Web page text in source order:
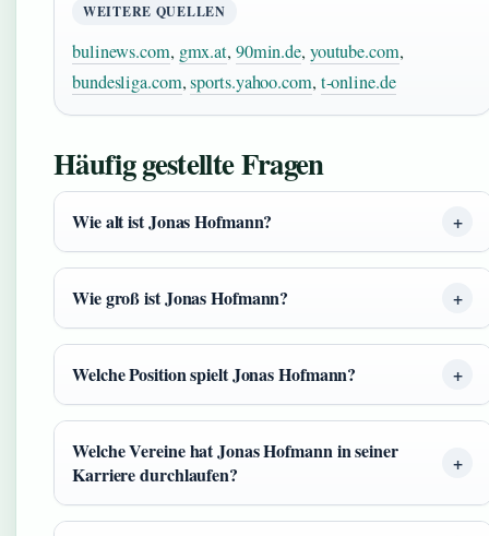
WEITERE QUELLEN
bulinews.com, gmx.at, 90min.de, youtube.com,
bundesliga.com,sports.yahoo.com, t-online.de
Häufig gestellte Fragen
Wie alt ist Jonas Hofmann?
Wie groß ist Jonas Hofmann?
Welche Position spielt Jonas Hofmann?
Welche Vereine hat Jonas Hofmann in seiner
Karriere durchlaufen?